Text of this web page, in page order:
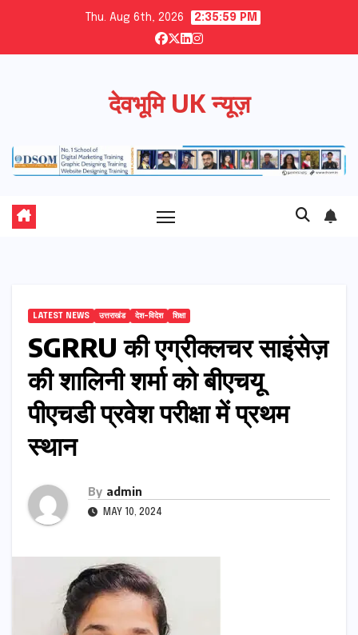
content
Thu. Aug 6th, 2026 2:35:59 PM
देवभूमि UK न्यूज़
LATEST NEWS उत्तराखंड देश-विदेश शिक्षा
SGRRU की एग्रीक्लचर साइंसेज़
की शालिनी शर्मा को बीएचयू
पीएचडी प्रवेश परीक्षा में प्रथम
स्थान
By admin
MAY 10, 2024